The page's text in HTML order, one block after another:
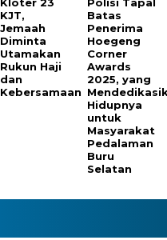
Kloter 23
KJT,
Jemaah
Diminta
Utamakan
Rukun Haji
dan
Kebersamaan
Polisi Tapal
Batas
Penerima
Hoegeng
Corner
Awards
2025, yang
Hidupnya
untuk
Masyarakat
Pedalaman
Buru
Selatan